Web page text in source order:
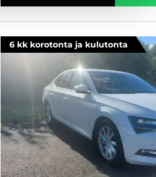
6 kk korotonta ja kulutonta